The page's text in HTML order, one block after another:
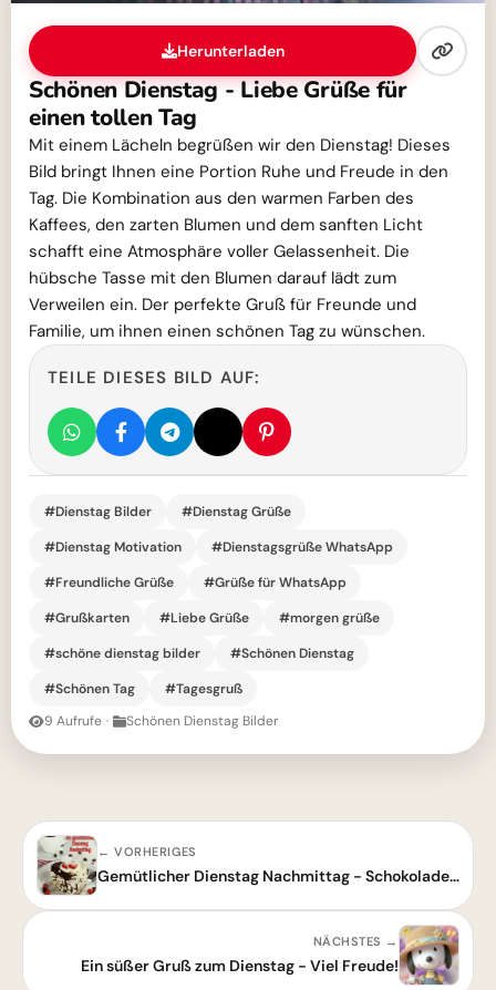
Herunterladen
Schönen Dienstag - Liebe Grüße für
einen tollen Tag
Mit einem Lächeln begrüßen wir den Dienstag! Dieses
Bild bringt Ihnen eine Portion Ruhe und Freude in den
Tag. Die Kombination aus den warmen Farben des
Kaffees, den zarten Blumen und dem sanften Licht
schafft eine Atmosphäre voller Gelassenheit. Die
hübsche Tasse mit den Blumen darauf lädt zum
Verweilen ein. Der perfekte Gruß für Freunde und
Familie, um ihnen einen schönen Tag zu wünschen.
TEILE DIESES BILD AUF:
#Dienstag Bilder
#Dienstag Grüße
#Dienstag Motivation
#Dienstagsgrüße WhatsApp
#Freundliche Grüße
#Grüße für WhatsApp
#Grußkarten
#Liebe Grüße
#morgen grüße
#schöne dienstag bilder
#Schönen Dienstag
#Schönen Tag
#Tagesgruß
9 Aufrufe · Schönen Dienstag Bilder
← VORHERIGES
Gemütlicher Dienstag Nachmittag - Schokoladen-Torte & Kaffee
NÄCHSTES →
Ein süßer Gruß zum Dienstag - Viel Freude!